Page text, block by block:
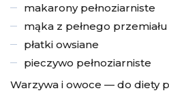
makarony pełnoziarniste
mąka z pełnego przemiału
płatki owsiane
pieczywo pełnoziarniste
Warzywa i owoce — do diety